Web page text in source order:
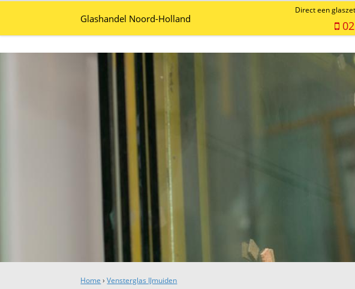
Glashandel Noord-Holland
Direct een
Home ›Vensterglas IJmuiden